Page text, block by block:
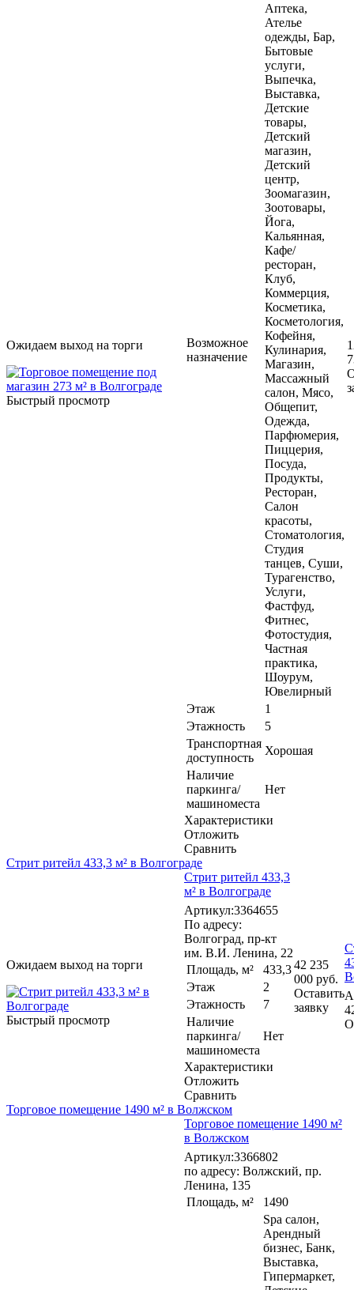
Ожидаем выход на торги
Быстрый просмотр
Возможное
назначение
Аптека,
Ателье
одежды, Бар,
Бытовые
услуги,
Выпечка,
Выставка,
Детские
товары,
Детский
магазин,
Детский
центр,
Зоомагазин,
Зоотовары,
Йога,
Кальянная,
Кафе/
ресторан,
Клуб,
Коммерция,
Косметика,
Косметология,
Кофейня,
Кулинария,
Магазин,
Массажный
салон, Мясо,
Общепит,
Одежда,
Парфюмерия,
Пиццерия,
Посуда,
Продукты,
Ресторан,
Салон
красоты,
Стоматология,
Студия
танцев, Суши,
Турагенство,
Услуги,
Фастфуд,
Фитнес,
Фотостудия,
Частная
практика,
Шоурум,
Ювелирный
Этаж
1
Этажность
5
Транспортная
доступность
Хорошая
Наличие
паркинга/
машиноместа
Нет
Характеристики
Отложить
Сравнить
Стрит ритейл 433,3 м² в Волгограде
Ожидаем выход на торги
Быстрый просмотр
Стрит ритейл 433,3
м² в Волгограде
Артикул:3364655
По адресу:
Волгоград, пр-кт
им. В.И. Ленина, 22
Площадь, м²
433,3
Этаж
2
Этажность
7
Наличие
паркинга/
машиноместа
Нет
Характеристики
Отложить
Сравнить
42 235
000 руб.
Оставить
заявку
Торговое помещение 1490 м² в Волжском
Торговое помещение 1490 м²
в Волжском
Артикул:3366802
по адресу: Волжский, пр.
Ленина, 135
Площадь, м²
1490
Spa салон,
Арендный
бизнес, Банк,
Выставка,
Гипермаркет,